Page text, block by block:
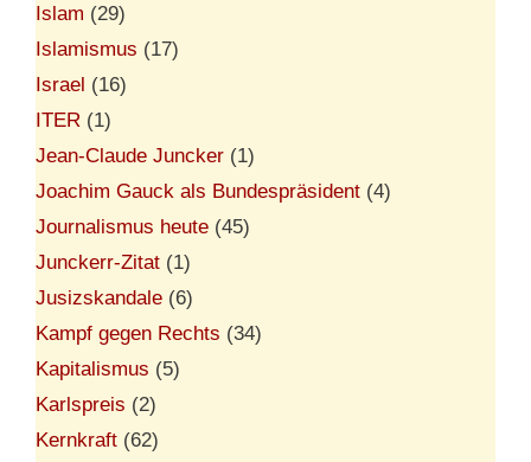
Islam (29)
Islamismus (17)
Israel (16)
ITER (1)
Jean-Claude Juncker (1)
Joachim Gauck als Bundespräsident (4)
Journalismus heute (45)
Junckerr-Zitat (1)
Jusizskandale (6)
Kampf gegen Rechts (34)
Kapitalismus (5)
Karlspreis (2)
Kernkraft (62)